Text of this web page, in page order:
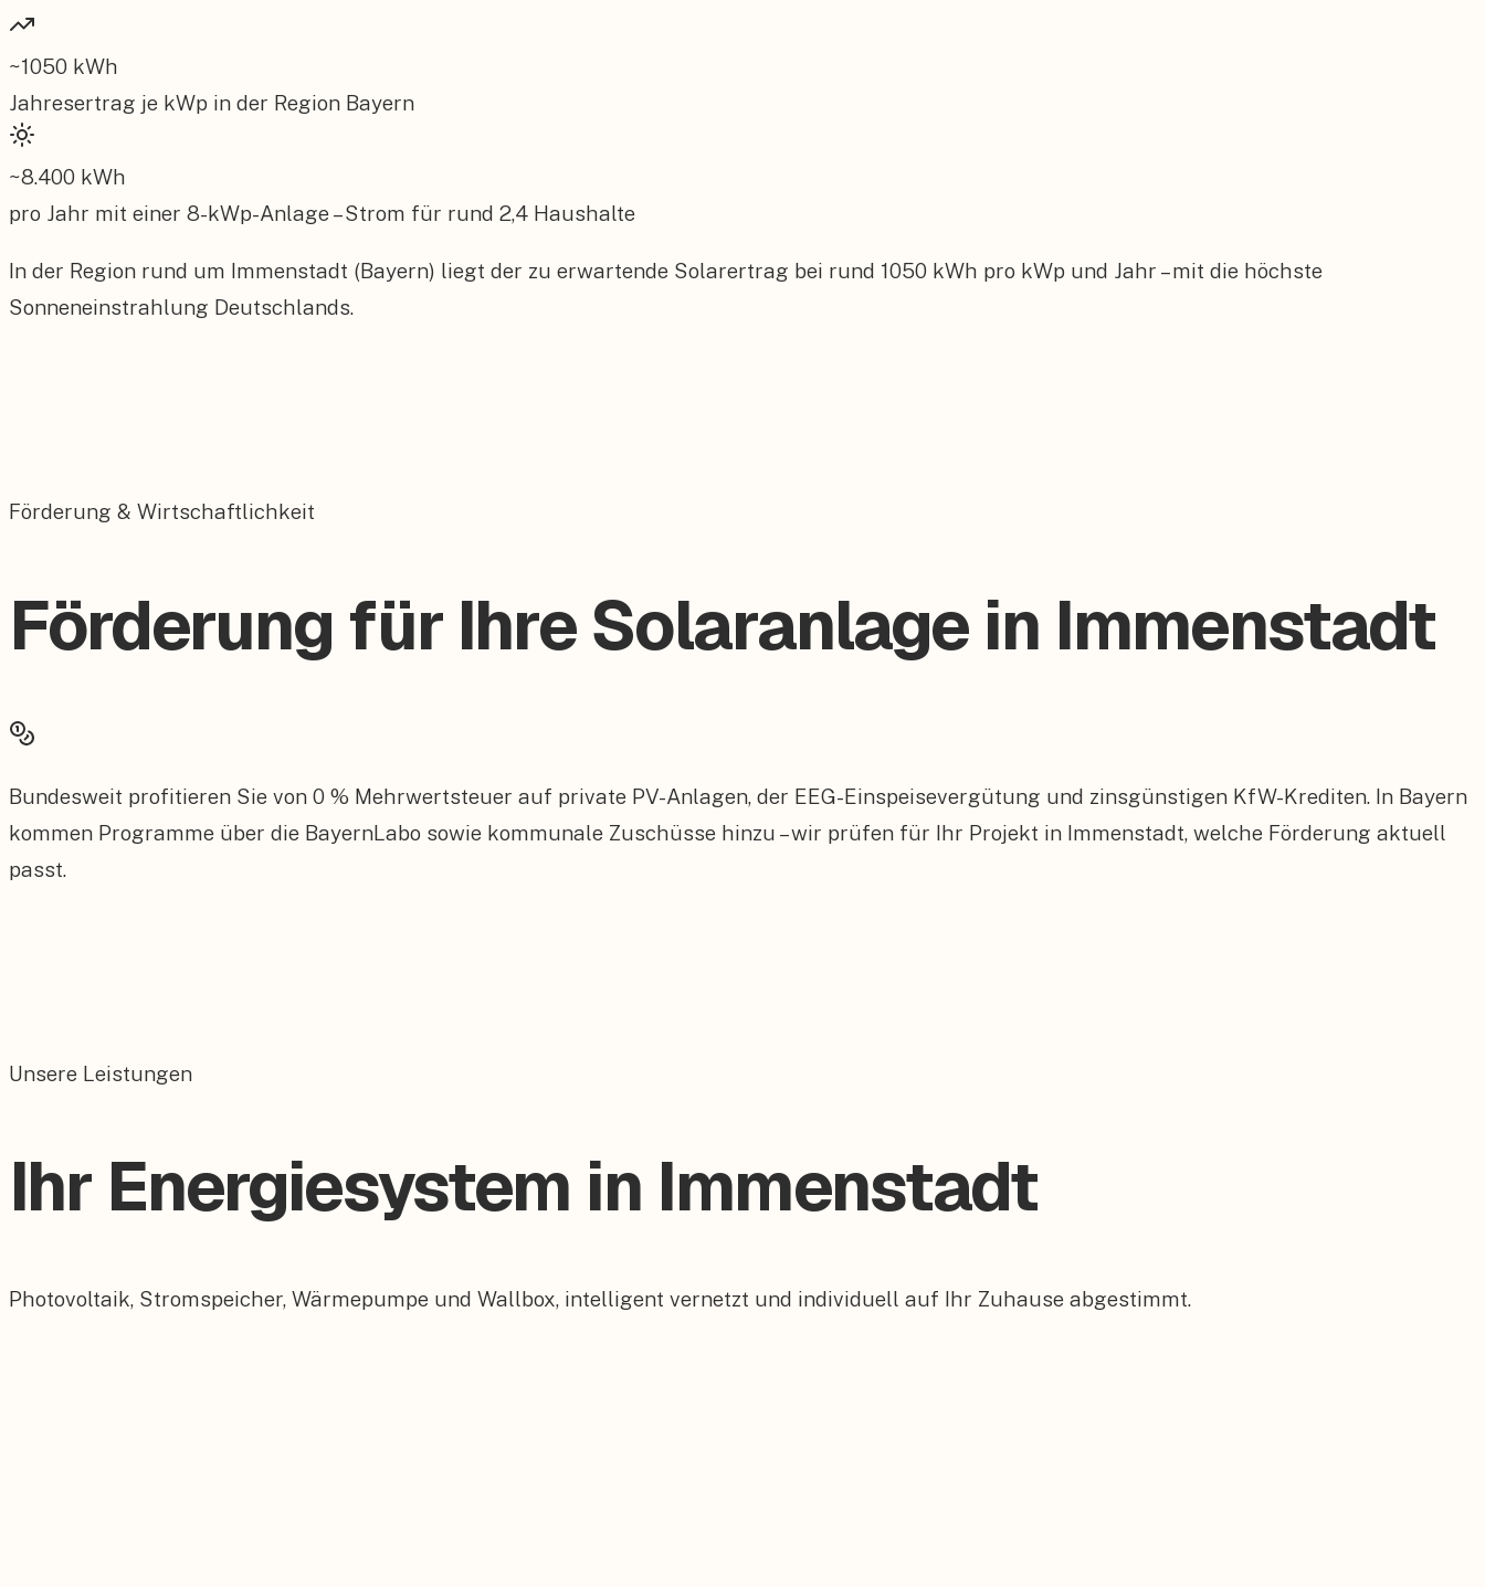
~1050 kWh
Jahresertrag je kWp in der Region Bayern
~8.400 kWh
pro Jahr mit einer 8-kWp-Anlage – Strom für rund 2,4 Haushalte
In der Region rund um Immenstadt (Bayern) liegt der zu erwartende Solarertrag bei rund 1050 kWh pro kWp und Jahr – mit die höchste
Sonneneinstrahlung Deutschlands.
Förderung & Wirtschaftlichkeit
Förderung für Ihre Solaranlage in Immenstadt
Bundesweit profitieren Sie von 0 % Mehrwertsteuer auf private PV-Anlagen, der EEG-Einspeisevergütung und zinsgünstigen KfW-Krediten. In Bayern
kommen Programme über die BayernLabo sowie kommunale Zuschüsse hinzu – wir prüfen für Ihr Projekt in Immenstadt, welche Förderung aktuell
passt.
Unsere Leistungen
Ihr Energiesystem in Immenstadt
Photovoltaik, Stromspeicher, Wärmepumpe und Wallbox, intelligent vernetzt und individuell auf Ihr Zuhause abgestimmt.